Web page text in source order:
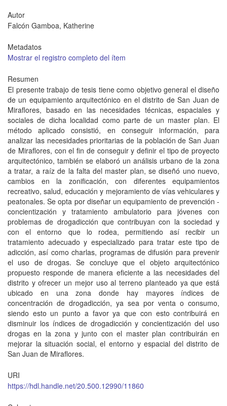
Autor
Falcón Gamboa, Katherine
Metadatos
Mostrar el registro completo del ítem
Resumen
El presente trabajo de tesis tiene como objetivo general el diseño
de un equipamiento arquitectónico en el distrito de San Juan de
Miraflores, basado en las necesidades técnicas, espaciales y
sociales de dicha localidad como parte de un master plan. El
método aplicado consistió, en conseguir información, para
analizar las necesidades prioritarias de la población de San Juan
de Miraflores, con el fin de conseguir y definir el tipo de proyecto
arquitectónico, también se elaboró un análisis urbano de la zona
a tratar, a raíz de la falta del master plan, se diseñó uno nuevo,
cambios en la zonificación, con diferentes equipamientos
recreativo, salud, educación y mejoramiento de vías vehiculares y
peatonales. Se opta por diseñar un equipamiento de prevención -
concientización y tratamiento ambulatorio para jóvenes con
problemas de drogadicción que contribuyan con la sociedad y
con el entorno que lo rodea, permitiendo así recibir un
tratamiento adecuado y especializado para tratar este tipo de
adicción, así como charlas, programas de difusión para prevenir
el uso de drogas. Se concluye que el objeto arquitectónico
propuesto responde de manera eficiente a las necesidades del
distrito y ofrecer un mejor uso al terreno planteado ya que está
ubicado en una zona donde hay mayores índices de
concentración de drogadicción, ya sea por venta o consumo,
siendo esto un punto a favor ya que con esto contribuirá en
disminuir los índices de drogadicción y concientización del uso
drogas en la zona y junto con el master plan contribuirán en
mejorar la situación social, el entorno y espacial del distrito de
San Juan de Miraflores.
URI
https://hdl.handle.net/20.500.12990/11860